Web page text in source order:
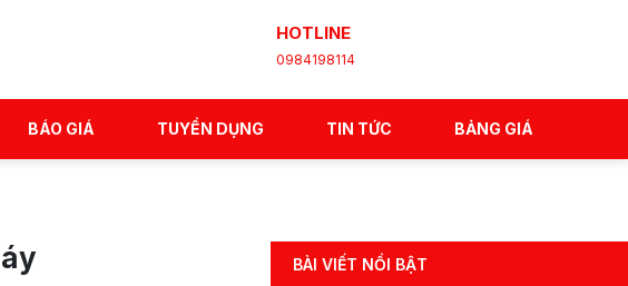
HOTLINE
0984198114
BÁO GIÁ TUYỂN DỤNG TIN TỨC BẢNG GIÁ
BÀI VIẾT NỔI BẬT